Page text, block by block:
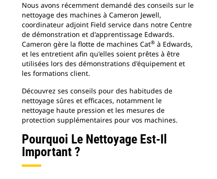
Nous avons récemment demandé des conseils sur le
nettoyage des machines à Cameron Jewell,
coordinateur adjoint Field service dans notre Centre
de démonstration et d'apprentissage Edwards.
Cameron gère la flotte de machines Cat® à Edwards,
et les entretient afin qu'elles soient prêtes à être
utilisées lors des démonstrations d'équipement et
les formations client.
Découvrez ses conseils pour des habitudes de
nettoyage sûres et efficaces, notamment le
nettoyage haute pression et les mesures de
protection supplémentaires pour vos machines.
Pourquoi Le Nettoyage Est-Il
Important ?